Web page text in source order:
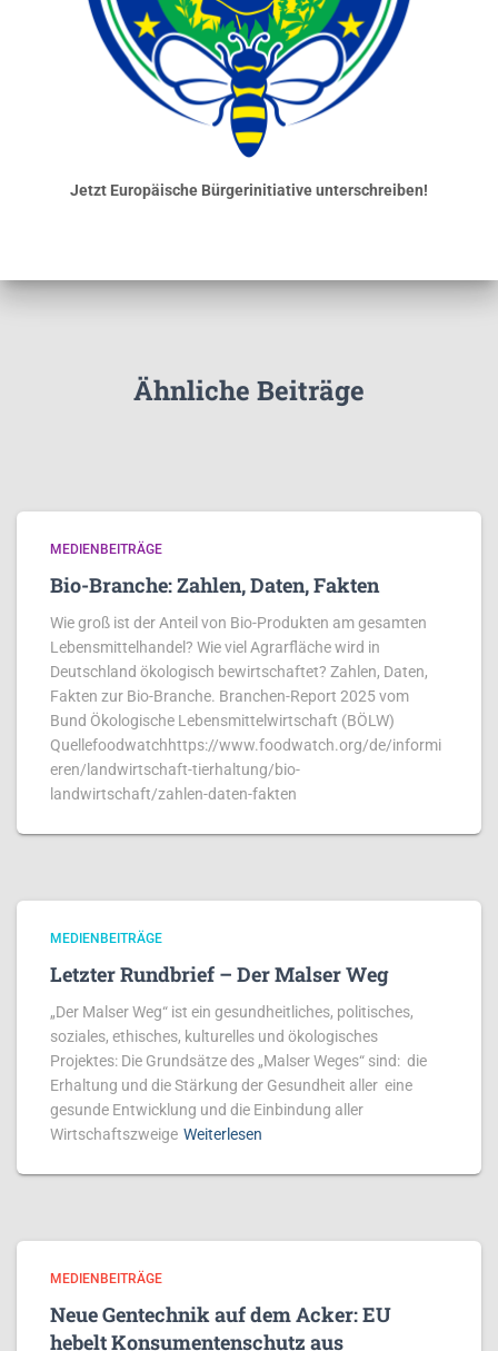
Jetzt Europäische Bürgerinitiative unterschreiben!
Ähnliche Beiträge
MEDIENBEITRÄGE
Bio-Branche: Zahlen, Daten, Fakten
Wie groß ist der Anteil von Bio-Produkten am gesamten
Lebensmittelhandel? Wie viel Agrarfläche wird in
Deutschland ökologisch bewirtschaftet? Zahlen, Daten,
Fakten zur Bio-Branche. Branchen-Report 2025 vom
Bund Ökologische Lebensmittelwirtschaft (BÖLW)
Quellefoodwatchhttps://www.foodwatch.org/de/informi
eren/landwirtschaft-tierhaltung/bio-
landwirtschaft/zahlen-daten-fakten
MEDIENBEITRÄGE
Letzter Rundbrief – Der Malser Weg
„Der Malser Weg“ ist ein gesundheitliches, politisches,
soziales, ethisches, kulturelles und ökologisches
Projektes: Die Grundsätze des „Malser Weges“ sind: die
Erhaltung und die Stärkung der Gesundheit aller eine
gesunde Entwicklung und die Einbindung aller
Wirtschaftszweige Weiterlesen
MEDIENBEITRÄGE
Neue Gentechnik auf dem Acker: EU
hebelt Konsumentenschutz aus